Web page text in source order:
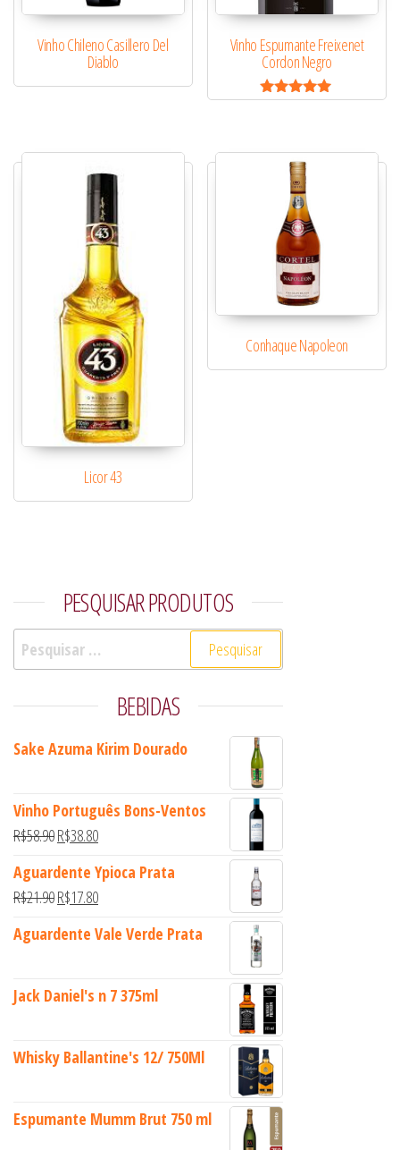
Vinho Chileno Casillero Del
Diablo
Vinho Espumante Freixenet
Cordon Negro
Licor 43
Conhaque Napoleon
PESQUISAR PRODUTOS
Pesquisar por:
BEBIDAS
Sake Azuma Kirim Dourado
Vinho Português Bons-Ventos
R$58.90O preço original era: R$58.90.
R$38.80O preço atual é: R$38.80.
Aguardente Ypioca Prata
R$21.90O preço original era: R$21.90.
R$17.80O preço atual é: R$17.80.
Aguardente Vale Verde Prata
Jack Daniel's n 7 375ml
Whisky Ballantine's 12/ 750Ml
Espumante Mumm Brut 750 ml